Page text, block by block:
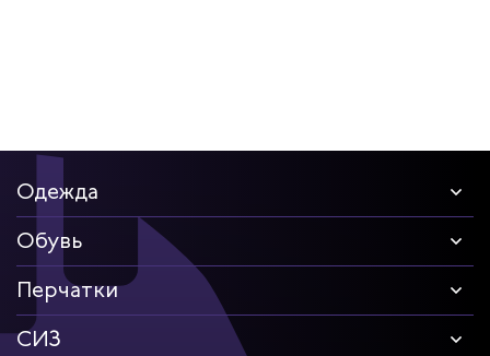
Одежда
Обувь
Перчатки
СИЗ